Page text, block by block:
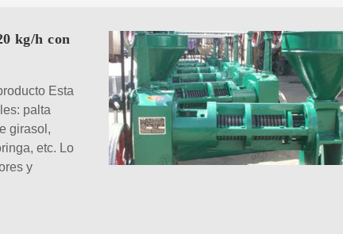
kg/h con
Esta
palta
girasol,
etc. Lo
y